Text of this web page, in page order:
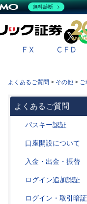
ＦＸ ＣＦＤ
よくあるご質問 > その他 > ご
よくあるご質問
パスキー認証
口座開設について
入金・出金・振替
ログイン追加認証
ログイン・取引暗証
無料診断